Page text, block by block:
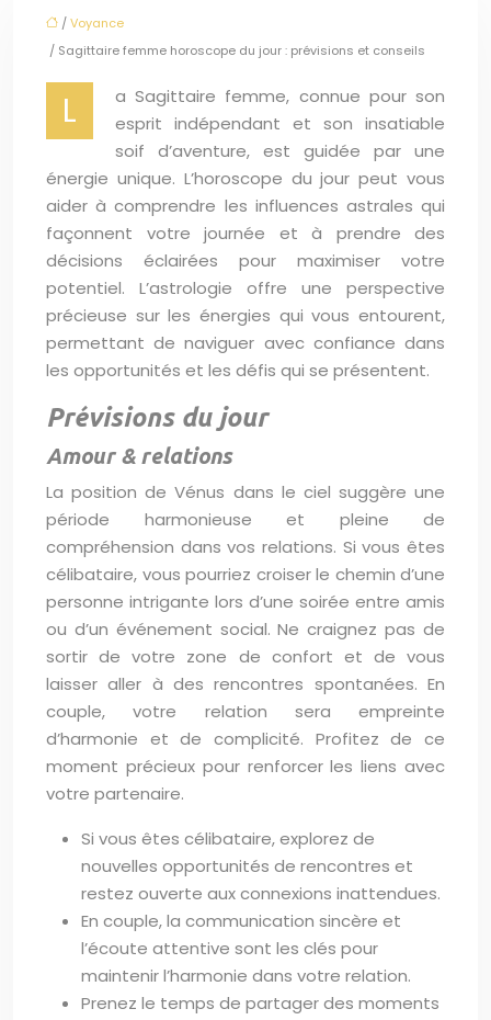
/Voyance
/ Sagittaire femme horoscope du jour : prévisions et conseils
L
a Sagittaire femme, connue pour son
esprit indépendant et son insatiable
soif d’aventure, est guidée par une
énergie unique. L’horoscope du jour peut vous
aider à comprendre les influences astrales qui
façonnent votre journée et à prendre des
décisions éclairées pour maximiser votre
potentiel. L’astrologie offre une perspective
précieuse sur les énergies qui vous entourent,
permettant de naviguer avec confiance dans
les opportunités et les défis qui se présentent.
Prévisions du jour
Amour & relations
La position de Vénus dans le ciel suggère une
période harmonieuse et pleine de
compréhension dans vos relations. Si vous êtes
célibataire, vous pourriez croiser le chemin d’une
personne intrigante lors d’une soirée entre amis
ou d’un événement social. Ne craignez pas de
sortir de votre zone de confort et de vous
laisser aller à des rencontres spontanées. En
couple, votre relation sera empreinte
d’harmonie et de complicité. Profitez de ce
moment précieux pour renforcer les liens avec
votre partenaire.
Si vous êtes célibataire, explorez de
nouvelles opportunités de rencontres et
restez ouverte aux connexions inattendues.
En couple, la communication sincère et
l’écoute attentive sont les clés pour
maintenir l’harmonie dans votre relation.
Prenez le temps de partager des moments